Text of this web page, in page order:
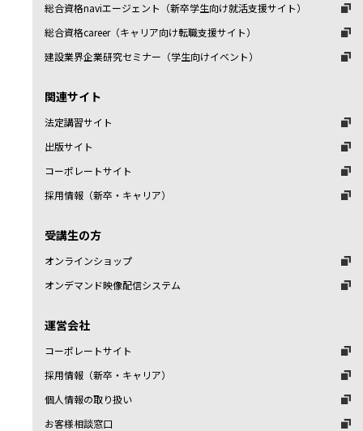
総合資格naviエージェント（新卒学生向け就活支援サイト）
総合資格career（キャリア向け転職支援サイト）
建設業界企業研究セミナー（学生向けイベント）
関連サイト
法定講習サイト
出版サイト
コーポレートサイト
採用情報（新卒・キャリア）
受講生の方
オンラインショップ
オンデマンド映像配信システム
運営会社
コーポレートサイト
採用情報（新卒・キャリア）
個人情報の取り扱い
お客様相談窓口